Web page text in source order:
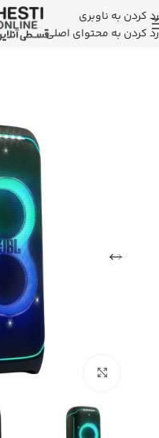
رد کردن به ناوبری
رد کردن به محتوای اصلی
بزرگنمایی تصویر